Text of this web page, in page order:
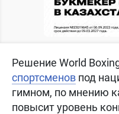
Решение World
спортсменов под
гимном, по мнению
повысит уровень